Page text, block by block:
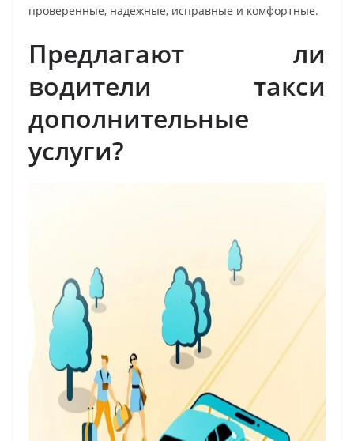
проверенные, надежные, исправные и комфортные.
Предлагают ли
водители такси
дополнительные
услуги?